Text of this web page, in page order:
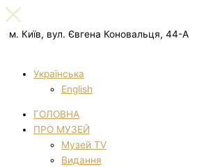
м. Київ, вул. Євгена Коновальця, 44-А
Українська
English
ГОЛОВНА
ПРО МУЗЕЙ
Музей TV
Видання